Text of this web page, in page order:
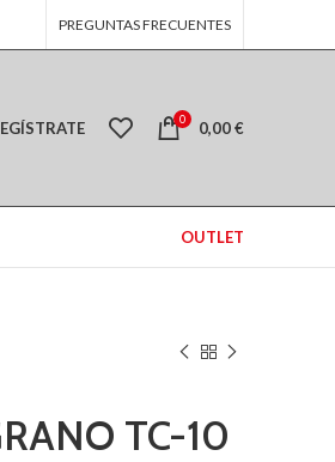
PREGUNTAS FRECUENTES
0 0,00€
OUTLET
TC-10